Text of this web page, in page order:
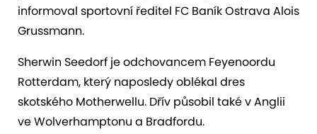
informoval sportovní ředitel FC Baník Ostrava Alois
Grussmann.
Sherwin Seedorf je odchovancem Feyenoordu
Rotterdam, který naposledy oblékal dres
skotského Motherwellu. Dřív působil také v Anglii
ve Wolverhamptonu a Bradfordu.